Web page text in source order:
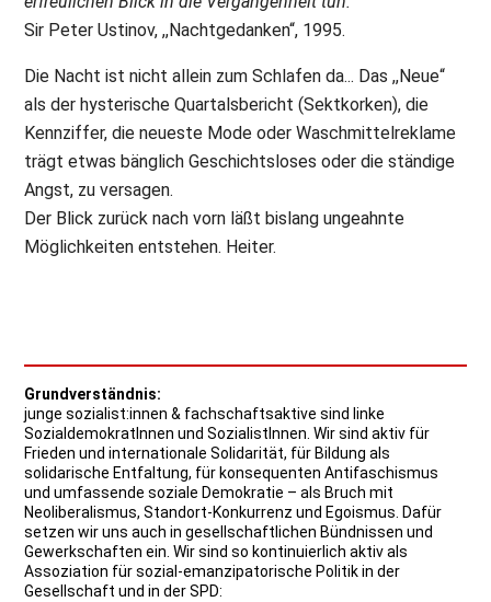
Sir Peter Ustinov, ,,Nachtgedanken“, 1995.
Die Nacht ist nicht allein zum Schlafen da... Das ,,Neue“
als der hysterische Quartalsbericht (Sektkorken), die
Kennziffer, die neueste Mode oder Waschmittelreklame
trägt etwas bänglich Geschichtsloses oder die ständige
Angst, zu versagen.
Der Blick zurück nach vorn läßt bislang ungeahnte
Möglichkeiten entstehen. Heiter.
Grundverständnis:
junge sozialist:innen & fachschaftsaktive sind linke
SozialdemokratInnen und SozialistInnen. Wir sind aktiv für
Frieden und internationale Solidarität, für Bildung als
solidarische Entfaltung, für konsequenten Antifaschismus
und umfassende soziale Demokratie – als Bruch mit
Neoliberalismus, Standort-Konkurrenz und Egoismus. Dafür
setzen wir uns auch in gesellschaftlichen Bündnissen und
Gewerkschaften ein. Wir sind so kontinuierlich aktiv als
Assoziation für sozial-emanzipatorische Politik in der
Gesellschaft und in der SPD: